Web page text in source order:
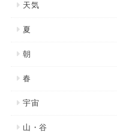
天気
夏
朝
春
宇宙
山・谷